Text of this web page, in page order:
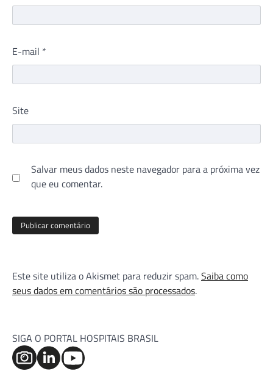
E-mail *
Site
Salvar meus dados neste navegador para a próxima vez
que eu comentar.
Este site utiliza o Akismet para reduzir spam.Saiba como
seus dados em comentários são processados.
SIGA O PORTAL HOSPITAIS BRASIL